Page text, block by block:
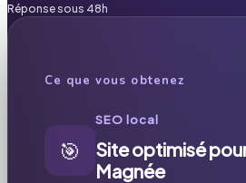
Réponse sous 48h
Ce que vous obtenez
🎯
SEO local
Site optimisé
Magnée